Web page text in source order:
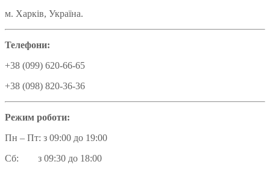
м. Харків, Україна.
Телефони:
+38 (099) 620-66-65
+38 (098) 820-36-36
Режим роботи:
Пн – Пт: з 09:00 до 19:00
Сб: з 09:30 до 18:00